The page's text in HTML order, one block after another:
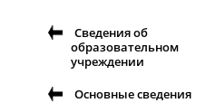
Сведения об
образовательном
учреждении
Основные сведения